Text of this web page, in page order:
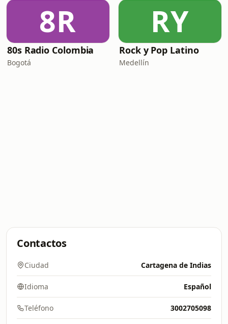
8R
80s Radio Colombia
Bogotá
RY
Rock y Pop Latino
Medellín
Contactos
Ciudad Cartagena de Indias
Idioma Español
Teléfono 3002705098